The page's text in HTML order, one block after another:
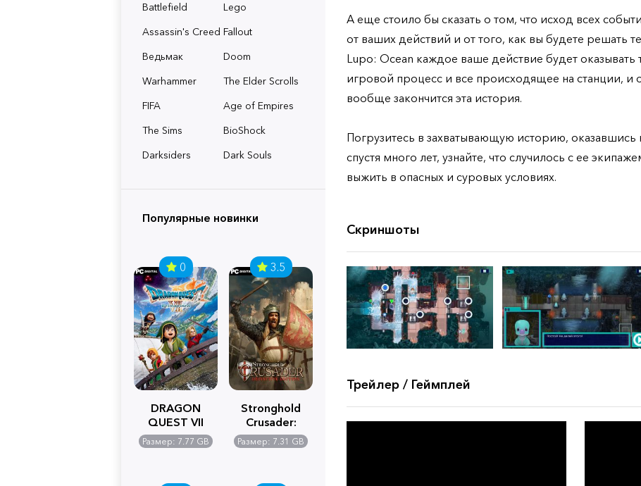
Battlefield
Lego
Assassin's Creed Fallout
Ведьмак
Doom
Warhammer
The Elder Scrolls
FIFA
Age of Empires
The Sims
BioShock
Darksiders
Dark Souls
Популярные новинки
0
DRAGON
QUEST VII
Reimagined
Размер: 7.77 GB
3.5
Stronghold
Crusader:
Definitive
Edition
Размер: 7.31 GB
А еще стоило бы сказать о том, что исход всех
от ваших действий и от того, как вы будете решать
Lupo: Ocean каждое ваше действие будет оказывать
игровой процесс и все происходящее на станции, и
вообще закончится эта история.
Погрузитесь в захватывающую историю, оказавшись
спустя много лет, узнайте, что случилось с ее
выжить в опасных и суровых условиях.
Скриншоты
Трейлер / Геймплей